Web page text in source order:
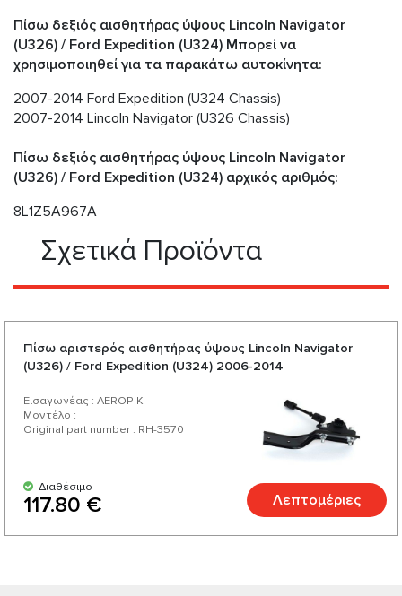
Πίσω δεξιός αισθητήρας ύψους Lincoln Navigator
(U326) / Ford Expedition (U324) Μπορεί να
χρησιμοποιηθεί για τα παρακάτω αυτοκίνητα:
2007-2014 Ford Expedition (U324 Chassis)
2007-2014 Lincoln Navigator (U326 Chassis)
Πίσω δεξιός αισθητήρας ύψους Lincoln Navigator
(U326) / Ford Expedition (U324) αρχικός αριθμός:
8L1Z5A967A
Σχετικά Προϊόντα
Πίσω αριστερός αισθητήρας ύψους Lincoln Navigator
(U326) / Ford Expedition (U324) 2006-2014
Εισαγωγέας : AEROPIK
Μοντέλο :
Original part number : RH-3570
Διαθέσιμο
117.80 € Λεπτομέριες